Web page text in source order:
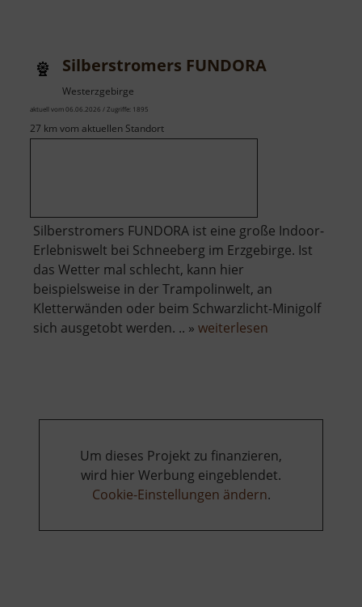
Silberstromers FUNDORA
Westerzgebirge
aktuell vom 06.06.2026 / Zugriffe: 1895
27 km vom aktuellen Standort
Silberstromers FUNDORA ist eine große Indoor-
Erlebniswelt bei Schneeberg im Erzgebirge. Ist
das Wetter mal schlecht, kann hier
beispielsweise in der Trampolinwelt, an
Kletterwänden oder beim Schwarzlicht-Minigolf
sich ausgetobt werden. .. » weiterlesen
Um dieses Projekt zu finanzieren,
wird hier Werbung eingeblendet.
Cookie-Einstellungen ändern.